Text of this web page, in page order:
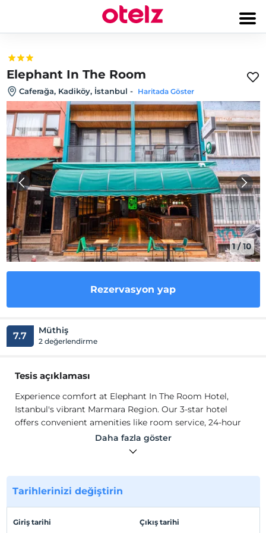
Elephant In The Room
Caferağa, Kadiköy, İstanbul - Haritada Göster
1/10
Rezervasyon yap
7.7 Müthiş
2 değerlendirme
Tesis açıklaması
Experience comfort at Elephant In The Room Hotel,
Istanbul's vibrant Marmara Region. Our 3-star hotel
offers convenient amenities like room service, 24-hour
front desk, and free WiFi. Smoking and non-smoking
rooms available. Air-conditioned rooms feature essential
TV. Each room has a private bathroom with shower, and
we provide bed linen and towels. Enjoy a cozy stay with
Boasting a bar, Elephant In The Room Hotel offers a
Daha fazla göster
Tarihlerinizi değiştirin
Giriş tarihi Çıkış tarihi